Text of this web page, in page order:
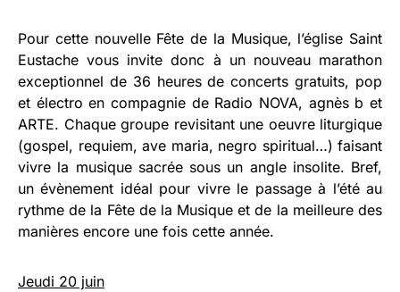
Pour cette nouvelle Fête de la Musique, l’église Saint
Eustache vous invite donc à un nouveau marathon
exceptionnel de 36 heures de concerts gratuits, pop
et électro en compagnie de Radio NOVA, agnès b et
ARTE. Chaque groupe revisitant une oeuvre liturgique
(gospel, requiem, ave maria, negro spiritual…) faisant
vivre la musique sacrée sous un angle insolite. Bref,
un évènement idéal pour vivre le passage à l’été au
rythme de la Fête de la Musique et de la meilleure des
manières encore une fois cette année.
Jeudi 20 juin